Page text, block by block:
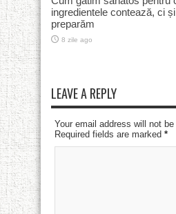
ingredientele contează, ci
preparăm
8 zile ago
LEAVE A REPLY
Your email address will not be
Required fields are marked *